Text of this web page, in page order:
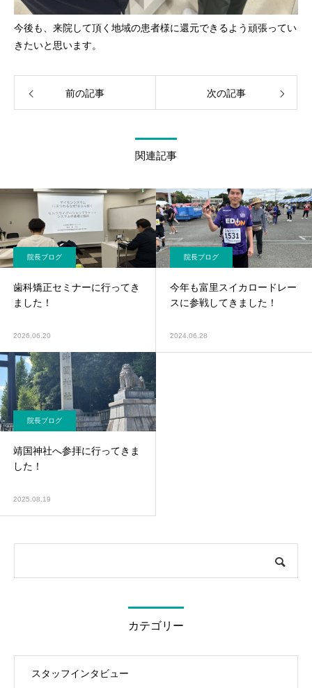
今後も、来院して頂く地域の患者様に還元できるよう頑張ってい
きたいと思います。
前の記事 次の記事
関連記事
院長ブログ
歯科矯正セミナーに行ってき
ました！
2026.06.20
院長ブログ
今年も富里スイカロードレー
スに参戦してきました！
2024.06.28
院長ブログ
靖国神社へ参拝に行ってきま
した！
2025.08.19
カテゴリー
スタッフインタビュー